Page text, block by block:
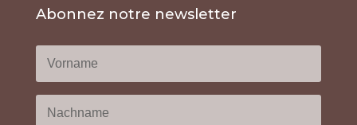
Abonnez notre newsletter